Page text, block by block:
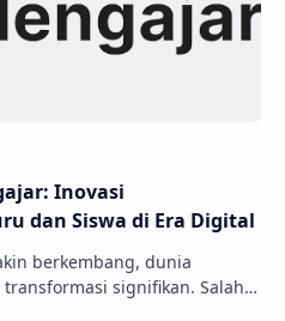
Inovasi
dan Siswa di Era Digital
berkembang, dunia
signifikan. Salah